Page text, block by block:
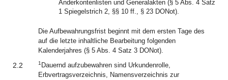
Anderkontenlisten und Generalakten (§ 5 Abs. 4 Satz
1 Spiegelstrich 2, §§ 10 ff., § 23 DONot).
Die Aufbewahrungsfrist beginnt mit dem ersten Tage des
auf die letzte inhaltliche Bearbeitung folgenden
Kalenderjahres (§ 5 Abs. 4 Satz 3 DONot).
2.2 1 Dauernd aufzubewahren sind Urkundenrolle,
Erbvertragsverzeichnis, Namensverzeichnis zur